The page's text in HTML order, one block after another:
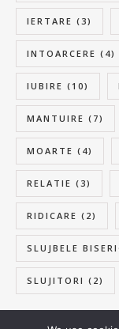
IERTARE (3)
INTOARCERE (4)
IUBIRE (10)
MANTUIRE (7)
MOARTE (4)
RELATIE (3)
RIDICARE (2)
SLUJBELE
SLUJITORI (2)